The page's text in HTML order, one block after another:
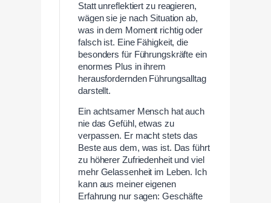
Statt unreflektiert zu reagieren,
wägen sie je nach Situation ab,
was in dem Moment richtig oder
falsch ist. Eine Fähigkeit, die
besonders für Führungskräfte ein
enormes Plus in ihrem
herausfordernden Führungsalltag
darstellt.
Ein achtsamer Mensch hat auch
nie das Gefühl, etwas zu
verpassen. Er macht stets das
Beste aus dem, was ist. Das führt
zu höherer Zufriedenheit und viel
mehr Gelassenheit im Leben. Ich
kann aus meiner eigenen
Erfahrung nur sagen: Geschäfte